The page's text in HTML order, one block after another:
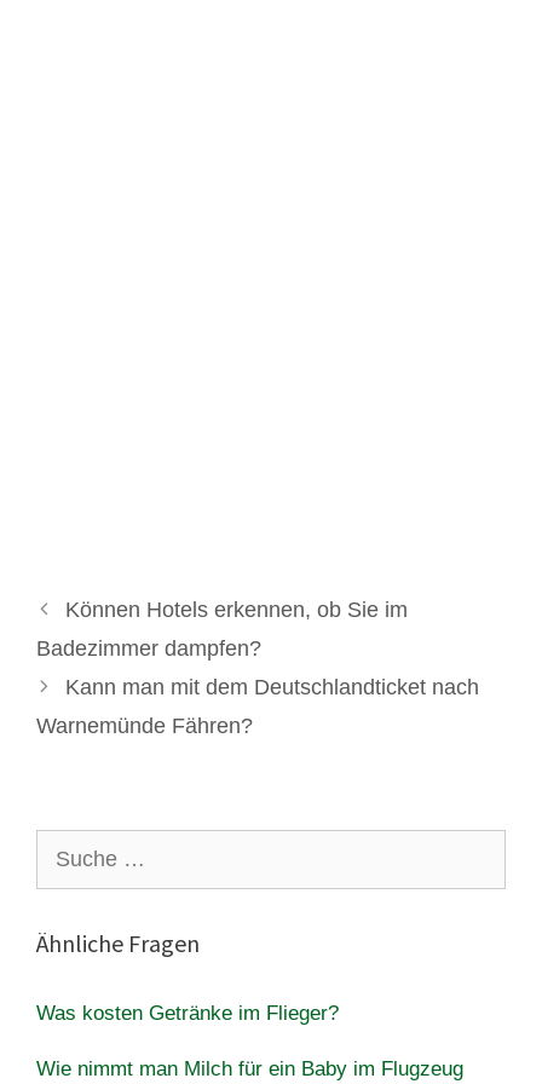
Können Hotels erkennen, ob Sie im
Badezimmer dampfen?
Kann man mit dem Deutschlandticket nach
Warnemünde Fähren?
nach:
Ähnliche Fragen
Was kosten Getränke im Flieger?
Wie nimmt man Milch für ein Baby im Flugzeug